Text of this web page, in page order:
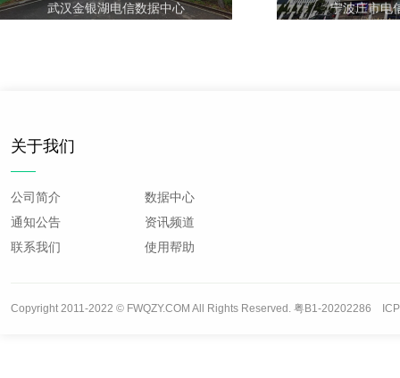
武汉金银湖电信数据中心 宁波庄市电
关于我们
公司简介
数据中心
通知公告
资讯频道
联系我们
使用帮助
Copyright 2011-2022 © FWQZY.COM All Rights Reserved. 粤B1-20202286